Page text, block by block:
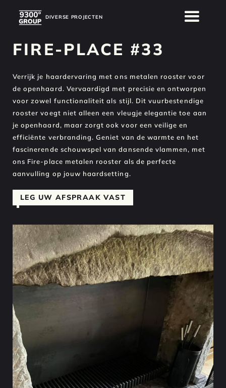
DIVERSE PROJECTEN
DIVERSE PROJECTEN
FIRE-PLACE #33
Verrijk je haardervaring met ons metalen rooster voor
de openhaard. Vervaardigd met precisie en ontworpen
voor zowel functionaliteit als stijl. Dit vuurbestendige
rooster voegt niet alleen een vleugje elegantie toe aan
je openhaard, maar zorgt ook voor een veilige en
efficiënte verbranding. Geniet van de warmte en het
fascinerende schouwspel van dansende vlammen, met
ons Fire-place metalen rooster als de perfecte
aanvulling op jouw haardsetting.
LEG UW AFSPRAAK VAST